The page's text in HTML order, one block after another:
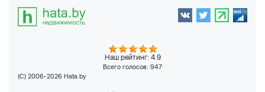
Наш рейтинг: 4.9
Всего голосов: 947
(C) 2006-2026 Hata.by